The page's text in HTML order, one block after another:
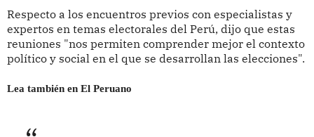
Respecto a los encuentros previos con especialistas y
expertos en temas electorales del Perú, dijo que estas
reuniones "nos permiten comprender mejor el contexto
político y social en el que se desarrollan las elecciones".
Lea también en El Peruano